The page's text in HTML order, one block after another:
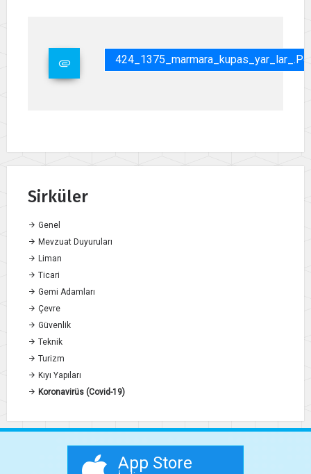
Sirküler
Genel
Mevzuat Duyuruları
Liman
Ticari
Gemi Adamları
Çevre
Güvenlik
Teknik
Turizm
Kıyı Yapıları
Koronavirüs (Covid-19)
App Store